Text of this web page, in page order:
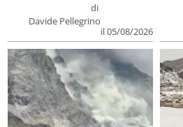
di
Davide Pellegrino
il 05/08/2026